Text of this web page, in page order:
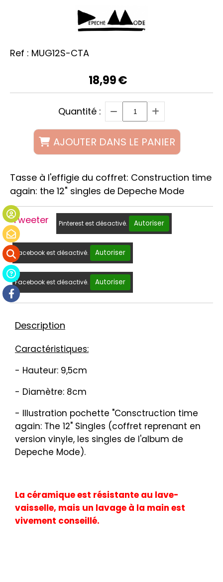
Ref : MUG12S-CTA
18,99€
Quantité :
AJOUTER DANS LE PANIER
Tasse à l'effigie du coffret: Construction time
again: the 12" singles de Depeche Mode
Tweeter Pinterest est désactivé. Autoriser
Facebook est désactivé. Autoriser
Facebook est désactivé. Autoriser
Description
Caractéristiques:
- Hauteur: 9,5cm
- Diamètre: 8cm
- Illustration pochette "Consctruction time
again: The 12" Singles (coffret reprenant en
version vinyle, les singles de l'album de
Depeche Mode).
La céramique est résistante au lave-
vaisselle, mais un lavage à la main est
vivement conseillé.